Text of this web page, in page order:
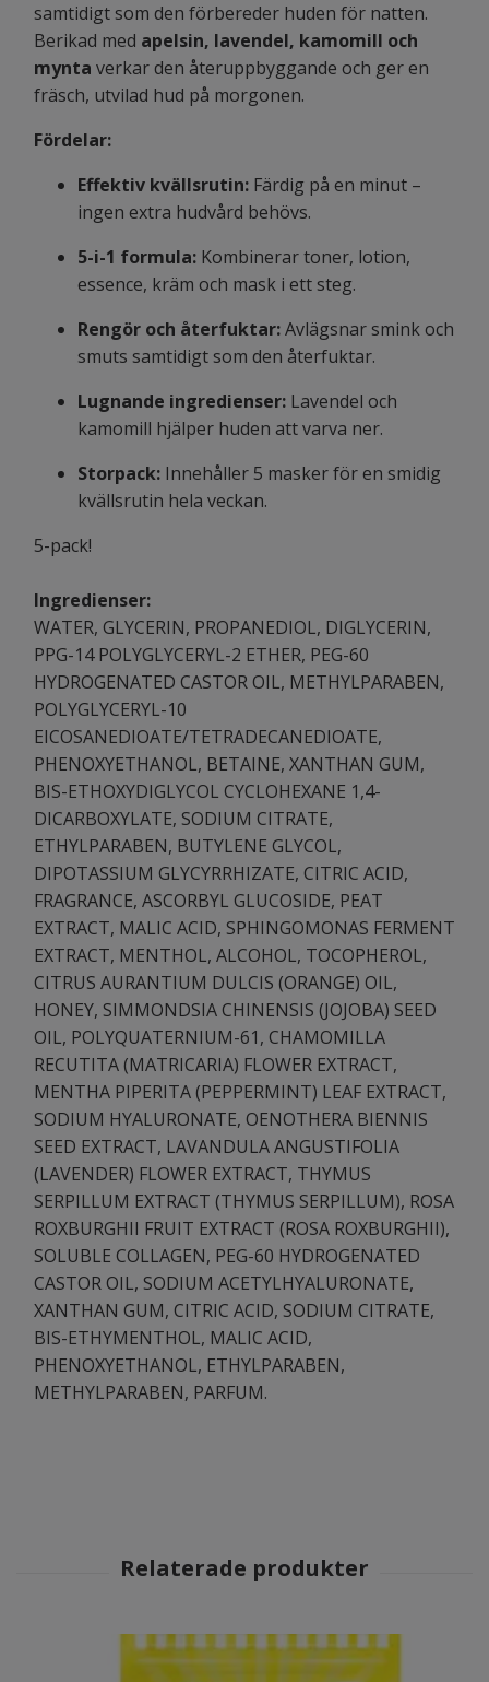
samtidigt som den förbereder huden för natten.
Berikad med apelsin, lavendel, kamomill och
mynta verkar den återuppbyggande och ger en
fräsch, utvilad hud på morgonen.
Fördelar:
Effektiv kvällsrutin: Färdig på en minut –
ingen extra hudvård behövs.
5-i-1 formula: Kombinerar toner, lotion,
essence, kräm och mask i ett steg.
Rengör och återfuktar:Avlägsnar smink och
smuts samtidigt som den återfuktar.
Lugnande ingredienser: Lavendel och
kamomill hjälper huden att varva ner.
Storpack: Innehåller 5 masker för en smidig
kvällsrutin hela veckan.
5-pack!
Ingredienser:
WATER, GLYCERIN, PROPANEDIOL, DIGLYCERIN,
PPG-14 POLYGLYCERYL-2 ETHER, PEG-60
HYDROGENATED CASTOR OIL, METHYLPARABEN,
POLYGLYCERYL-10
EICOSANEDIOATE/TETRADECANEDIOATE,
PHENOXYETHANOL, BETAINE, XANTHAN GUM,
BIS-ETHOXYDIGLYCOL CYCLOHEXANE 1,4-
DICARBOXYLATE, SODIUM CITRATE,
ETHYLPARABEN, BUTYLENE GLYCOL,
DIPOTASSIUM GLYCYRRHIZATE, CITRIC ACID,
FRAGRANCE, ASCORBYL GLUCOSIDE, PEAT
EXTRACT, MALIC ACID, SPHINGOMONAS FERMENT
EXTRACT, MENTHOL, ALCOHOL, TOCOPHEROL,
CITRUS AURANTIUM DULCIS (ORANGE) OIL,
HONEY, SIMMONDSIA CHINENSIS (JOJOBA) SEED
OIL, POLYQUATERNIUM-61, CHAMOMILLA
RECUTITA (MATRICARIA) FLOWER EXTRACT,
MENTHA PIPERITA (PEPPERMINT) LEAF EXTRACT,
SODIUM HYALURONATE, OENOTHERA BIENNIS
SEED EXTRACT, LAVANDULA ANGUSTIFOLIA
(LAVENDER) FLOWER EXTRACT, THYMUS
SERPILLUM EXTRACT (THYMUS SERPILLUM), ROSA
ROXBURGHII FRUIT EXTRACT (ROSA ROXBURGHII),
SOLUBLE COLLAGEN, PEG-60 HYDROGENATED
CASTOR OIL, SODIUM ACETYLHYALURONATE,
XANTHAN GUM, CITRIC ACID, SODIUM CITRATE,
BIS-ETHYMENTHOL, MALIC ACID,
PHENOXYETHANOL, ETHYLPARABEN,
METHYLPARABEN, PARFUM.